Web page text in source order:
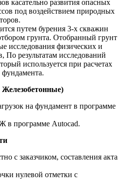
касательно развития опасных
под воздействием природных
путем бурения 3-х скважин
грунта. Отобранный грунт
исследования физических и
По результатам исследований
используется при расчетах
на фундамент в программе
в программе Autocad.
с заказчиком, составления акта
нулевой отметки с